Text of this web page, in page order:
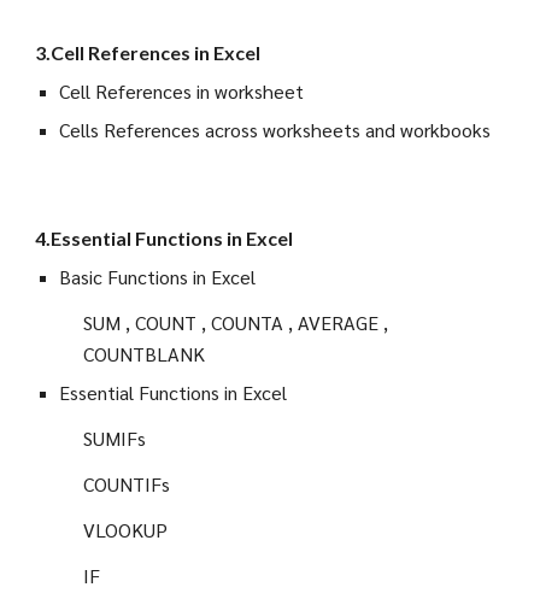
3.Cell References in Excel
Cell References in worksheet
Cells References across worksheets and workbooks
4.Essential Functions in Excel
Basic Functions in Excel
SUM , COUNT , COUNTA , AVERAGE ,
COUNTBLANK
Essential Functions in Excel
SUMIFs
COUNTIFs
VLOOKUP
IF